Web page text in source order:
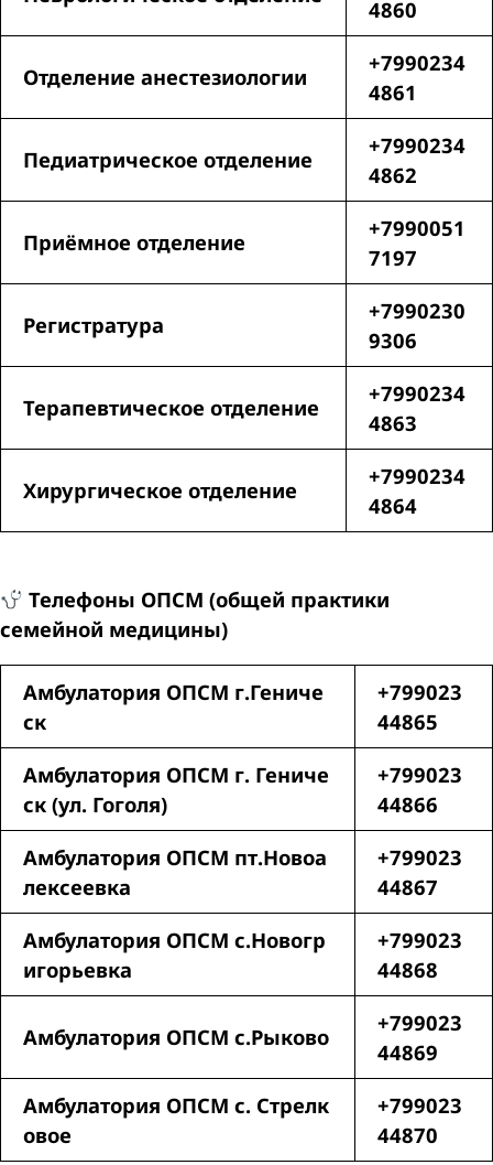
4860
Отделение анестезиологии
+7990234
4861
Педиатрическое отделение
+7990234
4862
Приёмное отделение
+7990051
7197
Регистратура
+7990230
9306
Терапевтическое отделение
+7990234
4863
Хирургическое отделение
+7990234
4864
Телефоны ОПСМ (общей практики
семейной медицины)
Амбулатория ОПСМ г.Гениче
ск
+799023
44865
Амбулатория ОПСМ г. Гениче
ск (ул. Гоголя)
+799023
44866
Амбулатория ОПСМ пт.Новоа
лексеевка
+799023
44867
Амбулатория ОПСМ с.Новогр
игорьевка
+799023
44868
Амбулатория ОПСМ с.Рыково
+799023
44869
Амбулатория ОПСМ с. Стрелк
овое
+799023
44870